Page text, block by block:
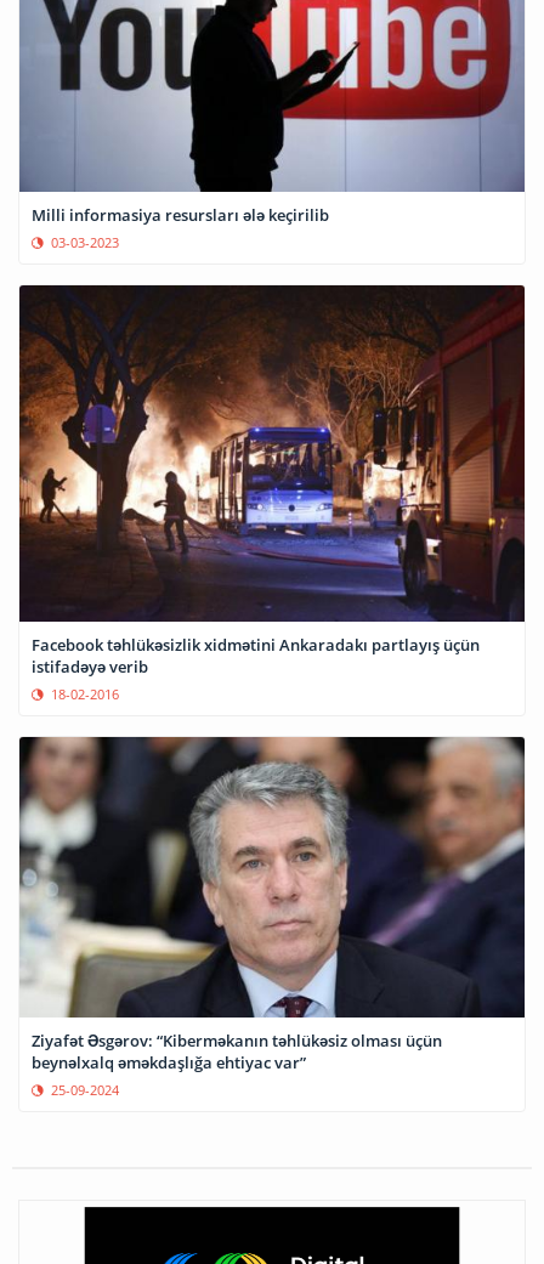
Milli informasiya resursları ələ keçirilib
03-03-2023
Facebook təhlükəsizlik xidmətini Ankaradakı partlayış üçün
istifadəyə verib
18-02-2016
Ziyafət Əsgərov: “Kiberməkanın təhlükəsiz olması üçün
beynəlxalq əməkdaşlığa ehtiyac var”
25-09-2024